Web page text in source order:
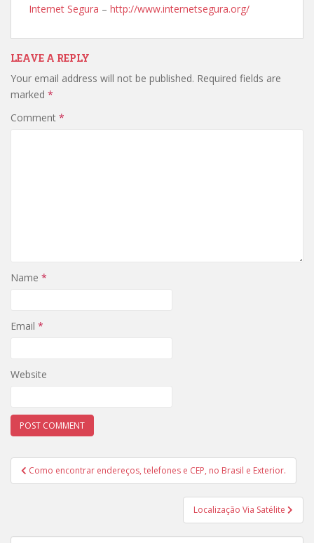
Internet Segura – http://www.internetsegura.org/
LEAVE A REPLY
Your email address will not be published. Required fields are
marked *
Comment *
Name *
Email *
Website
Post
navigation
Como encontrar endereços, telefones e CEP, no Brasil e Exterior.
Localização Via Satélite